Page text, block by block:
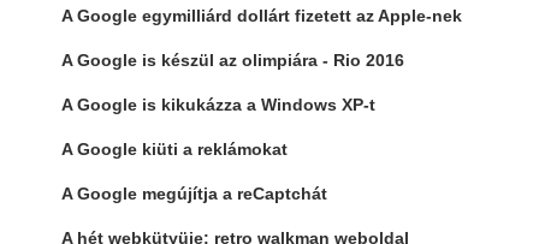
A Google egymilliárd dollárt fizetett az Apple-nek
A Google is készül az olimpiára - Rio 2016
A Google is kikukázza a Windows XP-t
A Google kiüti a reklámokat
A Google megújítja a reCaptchát
A hét webkütyüje: retro walkman weboldal